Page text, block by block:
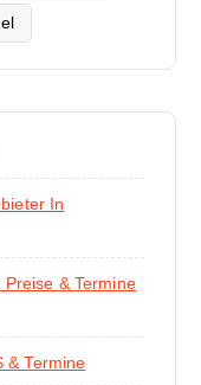
In
& Termine
& Termine